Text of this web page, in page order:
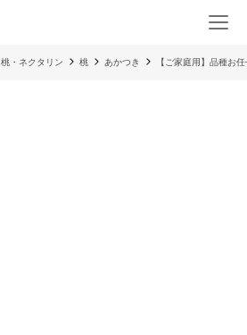
桃・ネクタリン 桃 あかつき 【ご家庭用】品種お